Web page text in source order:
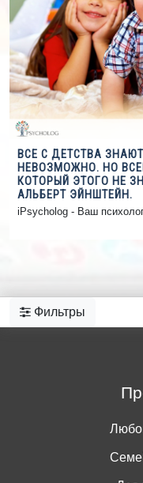
ВСЕ С ДЕТСТВА
НЕВОЗМОЖНО. НО
КОТОРЫЙ ЭТОГО НЕ
АЛЬБЕРТ ЭЙНШТЕЙН.
iPsycholog - Ваш
Фильтры